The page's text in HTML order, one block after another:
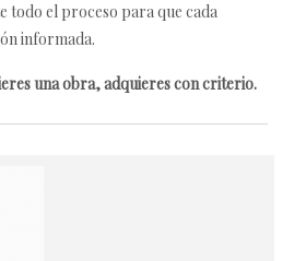
todo el proceso para que cada
informada.
una obra, adquieres con criterio.